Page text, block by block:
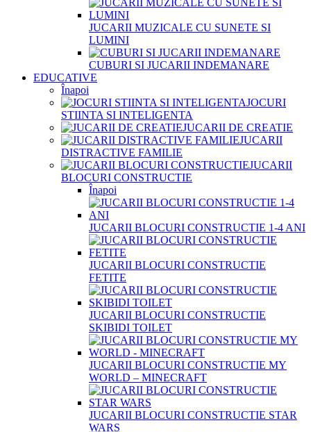
JUCARII MUZICALE CU SUNETE SI
LUMINI
CUBURI SI JUCARII INDEMANARE
EDUCATIVE
Înapoi
JOCURI
STIINTA SI INTELIGENTA
JUCARII DE CREATIE
JUCARII
DISTRACTIVE FAMILIE
JUCARII
BLOCURI CONSTRUCTIE
Înapoi
JUCARII BLOCURI CONSTRUCTIE 1-4 ANI
JUCARII BLOCURI CONSTRUCTIE
FETITE
JUCARII BLOCURI CONSTRUCTIE
SKIBIDI TOILET
JUCARII BLOCURI CONSTRUCTIE MY
WORLD – MINECRAFT
JUCARII BLOCURI CONSTRUCTIE STAR
WARS